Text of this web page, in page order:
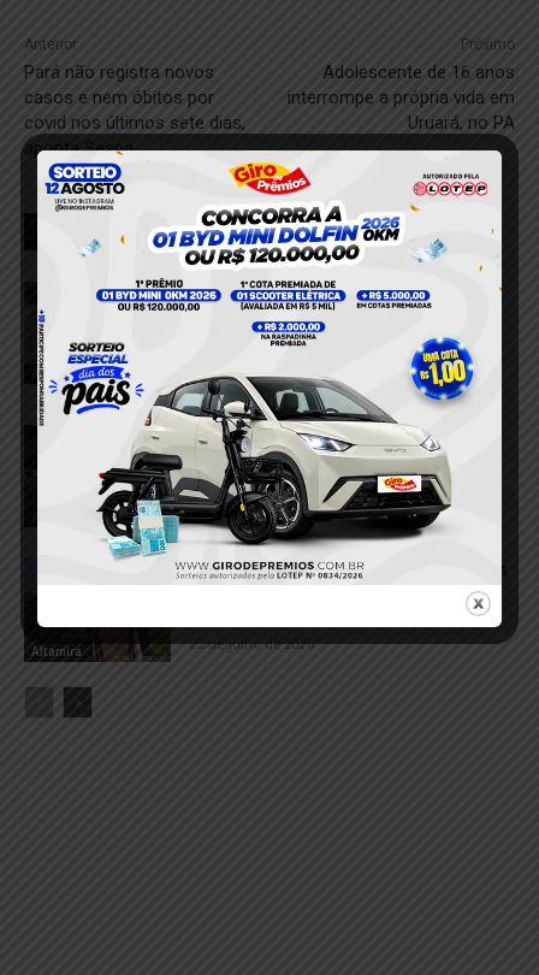
Anterior
Pará não registra novos
casos e nem óbitos por
covid nos últimos sete dias,
aponta Sespa
Próximo
Adolescente de 16 anos
interrompe a própria vida em
Uruará, no PA
RELACIONADOS
Altamira
Mulher é encontrada morta com sinais
de violência em Altamira; corpo de
homem é localizado horas depois em
27 de julho de 2026
VÍDEO; Homem é executado a tiros no
centro comercial de Altamira
27 de julho de 2026
Altamira
Três novilhas furtadas são recuperadas
22 de julho de 2026